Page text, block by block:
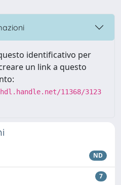
identificativo per
un link a questo
11368/3123
ND
7